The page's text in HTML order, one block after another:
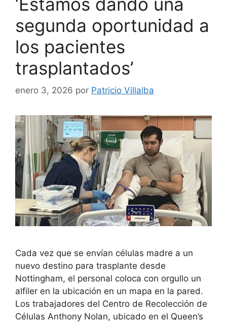
segunda oportunidad a
los pacientes
trasplantados’
enero 3, 2026 por Patricio Villalba
Cada vez que se envían células madre a un
nuevo destino para trasplante desde
Nottingham, el personal coloca con orgullo un
alfiler en la ubicación en un mapa en la pared.
Los trabajadores del Centro de Recolección de
Células Anthony Nolan, ubicado en el Queen’s